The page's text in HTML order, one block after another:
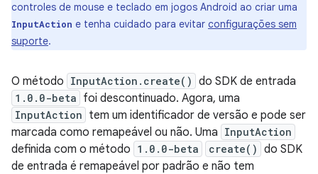
controles de mouse e teclado em jogos Android ao criar uma
InputAction e tenha cuidado para evitar configurações sem
suporte.
O método InputAction.create() do SDK de entrada
1.0.0-beta foi descontinuado. Agora, uma
InputAction tem um identificador de versão e pode ser
marcada como remapeável ou não. Uma InputAction
definida com o método 1.0.0-beta create() do SDK
de entrada é remapeável por padrão e não tem